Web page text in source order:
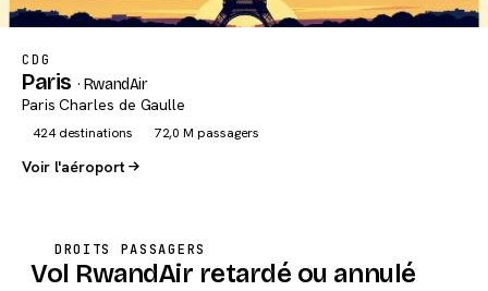
CDG
Paris · RwandAir
Paris Charles de Gaulle
424 destinations 72,0 M passagers
Voir l'aéroport
DROITS PASSAGERS
Vol RwandAir retardé ou annulé